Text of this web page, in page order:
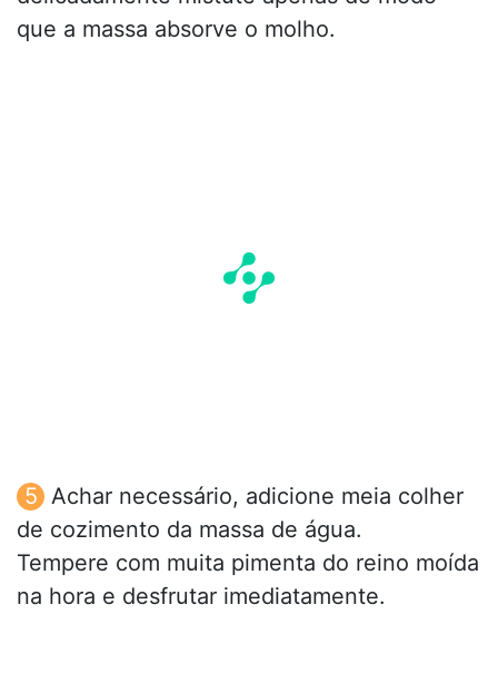
que a massa absorve o molho.
Achar necessário, adicione meia colher
de cozimento da massa de água.
Tempere com muita pimenta do reino moída
na hora e desfrutar imediatamente.